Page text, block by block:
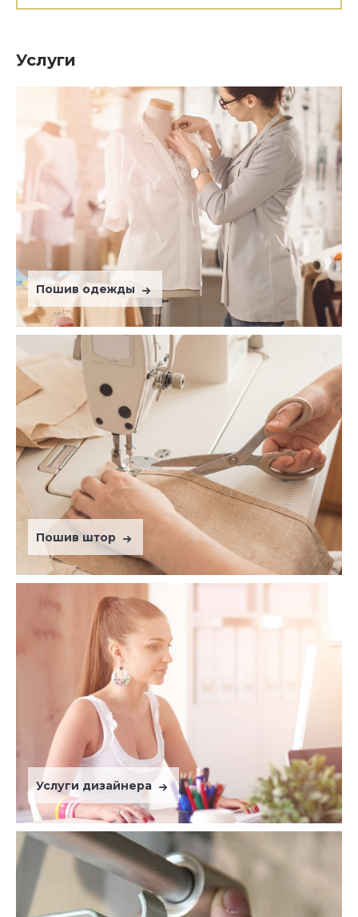
Услуги
Пошив одежды
Пошив штор
Услуги дизайнера